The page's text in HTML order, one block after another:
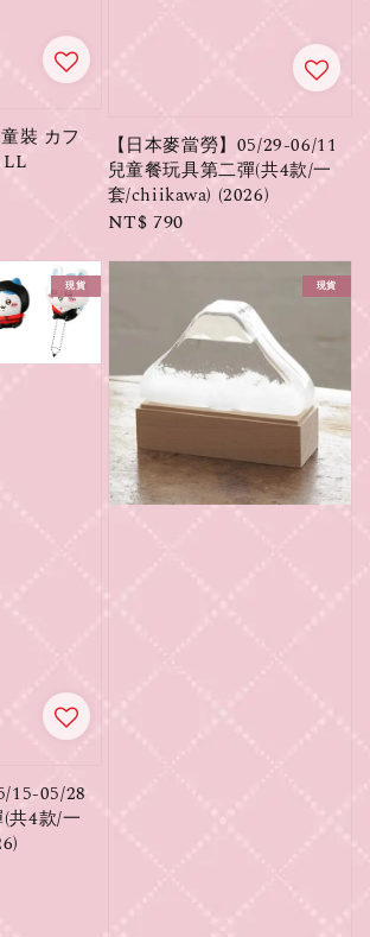
裝 カフ
LL
【日本麥當勞】05/29-06/11
兒童餐玩具第二彈(共4款/一
套/chiikawa) (2026)
Regular
NT$ 790
現貨
15-05/28
共4款/一
現貨